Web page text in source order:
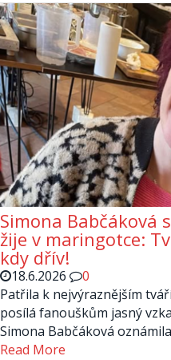
Simona Babčáková
žije v maringotce:
kdy dřív!
18.6.2026
0
Patřila k nejvýraznějším
posílá fanouškům jasný
Simona Babčáková
Read More